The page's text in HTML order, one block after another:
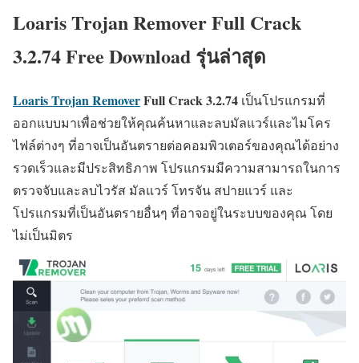
Loaris Trojan Remover Full Crack
3.2.74 Free Download รุ่นล่าสุด
Loaris Trojan RemoverFull Crack3.2.74 เป็นโปรแกรมที่
ออกแบบมาเพื่อช่วยให้คุณค้นหาและลบมัลแวร์และไมโคร
ไฟล์ต่างๆ ที่อาจเป็นอันตรายต่อคอมพิวเตอร์ของคุณได้อย่าง
รวดเร็วและมีประสิทธิภาพ โปรแกรมมีความสามารถในการ
ตรวจจับและลบไวรัส มัลแวร์ โทรจัน สปายแวร์ และ
โปรแกรมที่เป็นอันตรายอื่นๆ ที่อาจอยู่ในระบบของคุณ โดย
ไม่เป็นมิตร